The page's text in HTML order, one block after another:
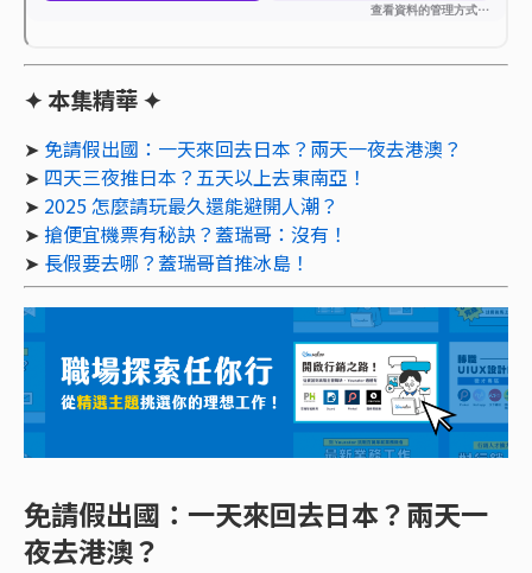
✦ 本集精華 ✦
➤ 免請假出國：一天來回去日本？兩天一夜去港澳？
➤ 四天三夜推日本？五天以上去東南亞！
➤ 2025 怎麼請玩最久還能避開人潮？
➤ 搶便宜機票有秘訣？蓋瑞哥：沒有！
➤ 長假要去哪？蓋瑞哥首推冰島！
免請假出國：一天來回去日本？兩天一
夜去港澳？